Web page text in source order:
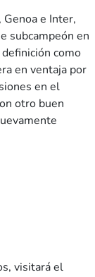
e Inter,
subcampeón en
como
en ventaja por
en el
otro buen
visitará el